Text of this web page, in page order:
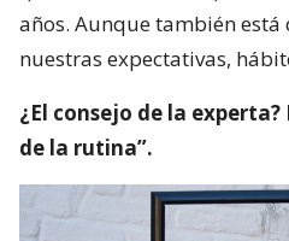
años. Aunque también
nuestras expectativas,
¿El consejo de la
de la rutina”.